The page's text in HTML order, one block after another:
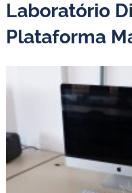
Laboratório
Plataforma